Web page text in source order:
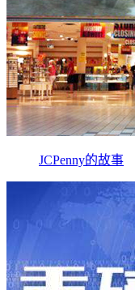
JCPenny的故事